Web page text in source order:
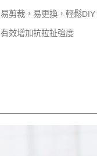
易剪裁，易更換，輕鬆DIY
有效增加抗拉扯強度